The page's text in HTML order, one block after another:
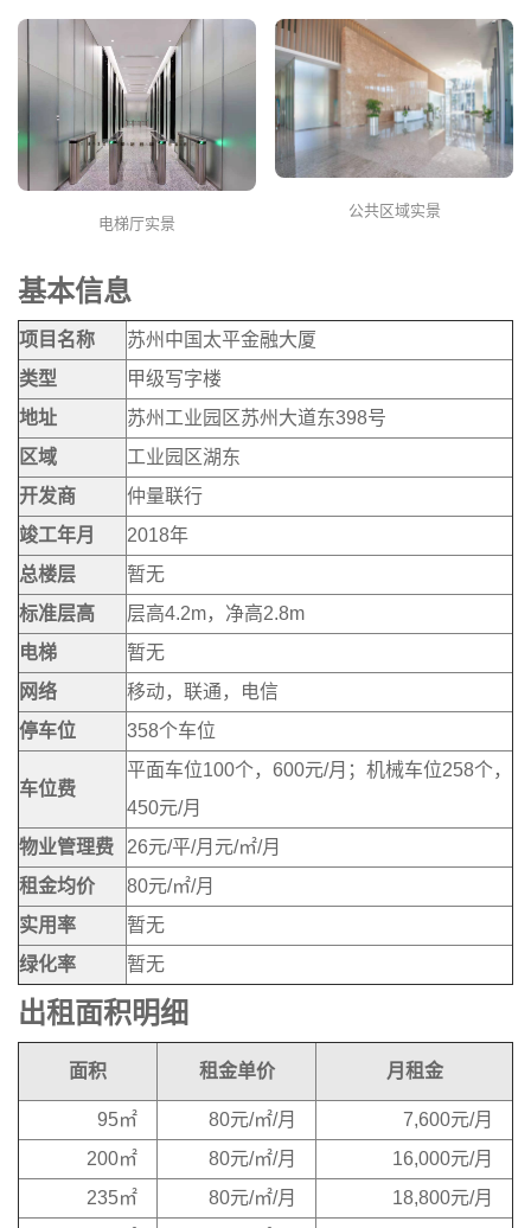
电梯厅实景
公共区域实景
基本信息
项目名称
苏州中国太平金融大厦
类型
甲级写字楼
地址
苏州工业园区苏州大道东398号
区域
工业园区湖东
开发商
仲量联行
竣工年月
2018年
总楼层
暂无
标准层高
层高4.2m，净高2.8m
电梯
暂无
网络
移动，联通，电信
停车位
358个车位
车位费
平面车位100个，600元/月；机械车位258个，
450元/月
物业管理费
26元/平/月元/㎡/月
租金均价
80元/㎡/月
实用率
暂无
绿化率
暂无
出租面积明细
面积 租金单价 月租金
95㎡ 80元/㎡/月
7,600元/月
200㎡
80元/㎡/月
16,000元/月
235㎡
80元/㎡/月
18,800元/月